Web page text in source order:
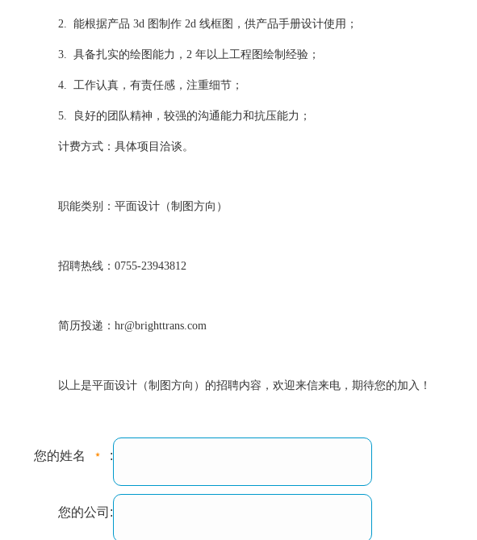
2. 能根据产品 3d 图制作 2d 线框图，供产品手册设计使用；
3. 具备扎实的绘图能力，2 年以上工程图绘制经验；
4. 工作认真，有责任感，注重细节；
5. 良好的团队精神，较强的沟通能力和抗压能力；
计费方式：具体项目洽谈。
职能类别：平面设计（制图方向）
招聘热线：0755-23943812
简历投递： hr@brighttrans.com
以上是平面设计（制图方向）的招聘内容，欢迎来信来电，期待您的加入！
您的姓名 :
您的公司: